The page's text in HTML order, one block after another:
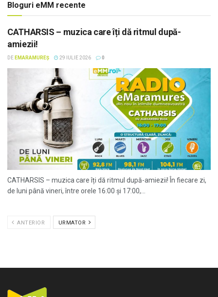
Bloguri eMM recente
CATHARSIS – muzica care îți dă ritmul după-
amiezii!
DE EMARAMUREȘ 29 IULIE 2026 0
CATHARSIS – muzica care îți dă ritmul după-amiezii! În fiecare zi,
de luni până vineri, între orele 16:00 și 17:00,...
ANTERIOR URMATOR